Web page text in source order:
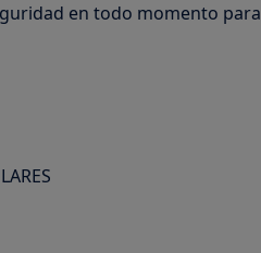
en todo momento para